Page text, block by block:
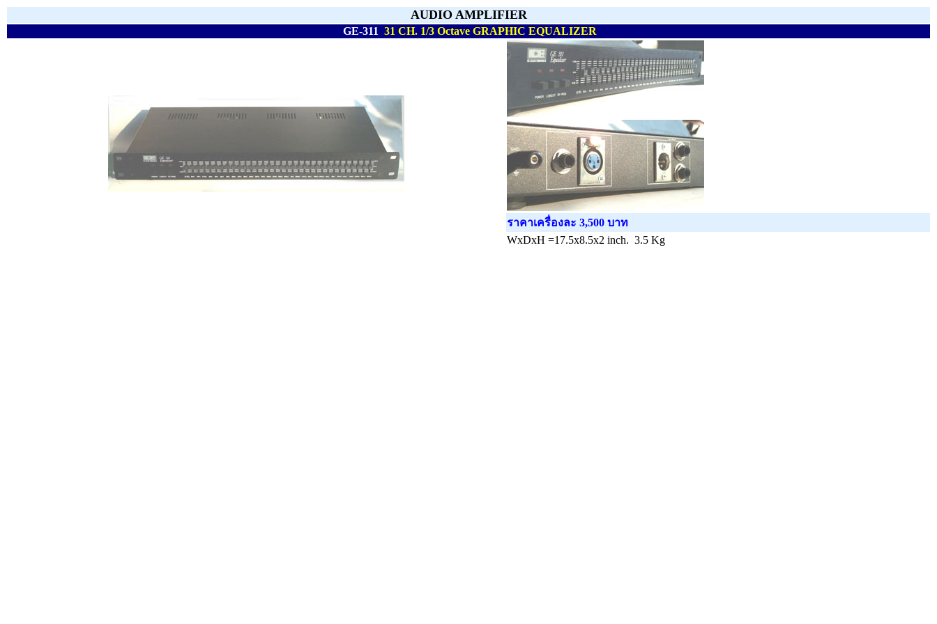
AUDIO AMPLIFIER
GE-311 31 CH. 1/3 Octave GRAPHIC EQUALIZER
ราคาเครื่องละ 3,500 บาท
WxDxH =17.5x8.5x2 inch. 3.5 Kg